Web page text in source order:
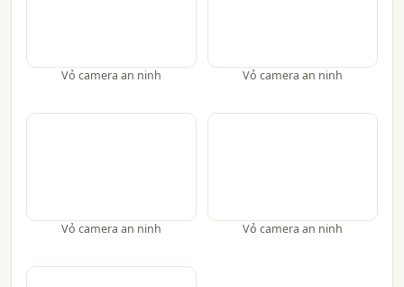
Vỏ camera an ninh Vỏ camera an ninh
Vỏ camera an ninh Vỏ camera an ninh